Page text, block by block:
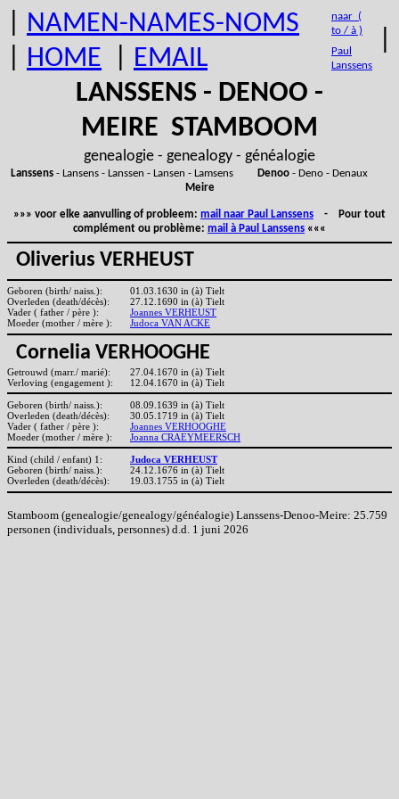
NAMEN-NAMES-NOMS
HOME EMAIL
naar (
to / à )
Paul
Lanssens
LANSSENS - DENOO -
MEIRE STAMBOOM
genealogie - genealogy - généalogie
Lanssens- Lansens - Lanssen - Lansen - Lamsens Denoo- Deno - Denaux
Meire
»»» voor elke aanvulling of probleem: mail naar Paul Lanssens - Pour tout
complément ou problème: mail à Paul Lanssens «««
Oliverius VERHEUST
Geboren (birth/ naiss.):
01.03.1630 in (à) Tielt
Overleden (death/décès):
27.12.1690 in (à) Tielt
Vader ( father / père ):
Joannes VERHEUST
Moeder (mother / mère ):
Judoca VAN ACKE
Cornelia VERHOOGHE
Getrouwd (marr./ marié):
27.04.1670 in (à) Tielt
Verloving (engagement ):
12.04.1670 in (à) Tielt
Geboren (birth/ naiss.):
08.09.1639 in (à) Tielt
Overleden (death/décès):
30.05.1719 in (à) Tielt
Vader ( father / père ):
Joannes VERHOOGHE
Moeder (mother / mère ):
Joanna CRAEYMEERSCH
Kind (child / enfant) 1:
Judoca VERHEUST
Geboren (birth/ naiss.):
24.12.1676 in (à) Tielt
Overleden (death/décès):
19.03.1755 in (à) Tielt
Stamboom (genealogie/genealogy/généalogie) Lanssens-Denoo-Meire: 25.759
personen (individuals, personnes) d.d. 1 juni 2026